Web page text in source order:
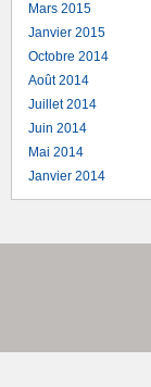
Mars 2015
Janvier 2015
Octobre 2014
Août 2014
Juillet 2014
Juin 2014
Mai 2014
Janvier 2014